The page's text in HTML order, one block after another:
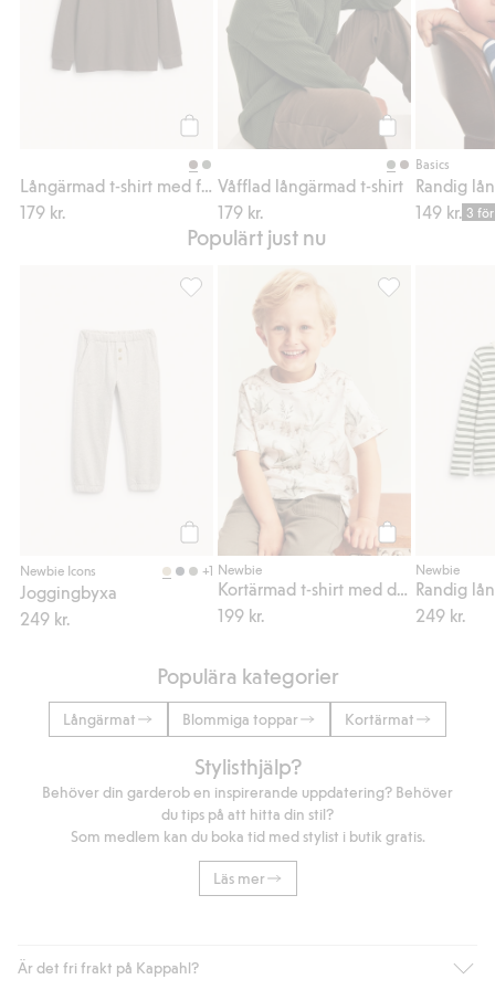
179 kr.
Köp
Våfflad långärmad t-shirt
179 kr.
Basics
Randig
149 kr. 3
Populärt just nu
Newbie Icons +1
Joggingbyxa
249 kr.
Joggingbyxa, Lägg till i favoriter
Köp
Newbie
199 kr.
Newbie
Randig
249 kr.
Populära kategorier
Långärmat Blommiga toppar Kortärmat
Stylisthjälp?
Behöver din garderob en inspirerande uppdatering? Behöver
du tips på att hitta din stil?
Som medlem kan du boka tid med stylist i butik gratis.
Läs mer
Är det fri frakt på Kappahl?